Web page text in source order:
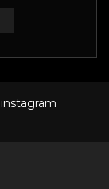
instagram